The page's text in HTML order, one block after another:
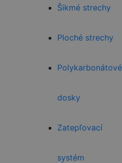
Šikmé strechy
Ploché strechy
Polykarbonátové
dosky
Zatepľovací
systém